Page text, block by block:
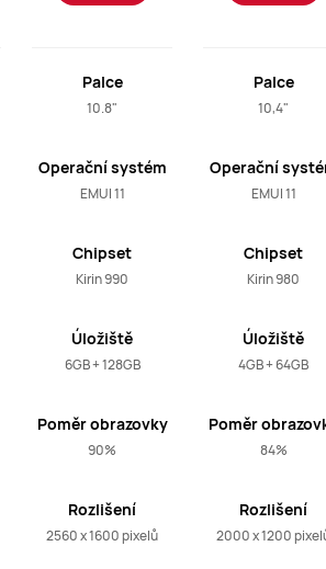
Palce
10.8"
Operační systém
EMUI 11
Chipset
Kirin 990
Úložiště
6GB + 128GB
Poměr obrazovky
k tělu
90%
Rozlišení
obrazovky
2560 x 1600 pixelů
Palce
10,4"
Operační
EMUI 11
Chipset
Kirin 980
Úložiště
4GB + 64GB
Poměr
k tělu
84%
Rozlišení
obrazovky
2000 x 1200